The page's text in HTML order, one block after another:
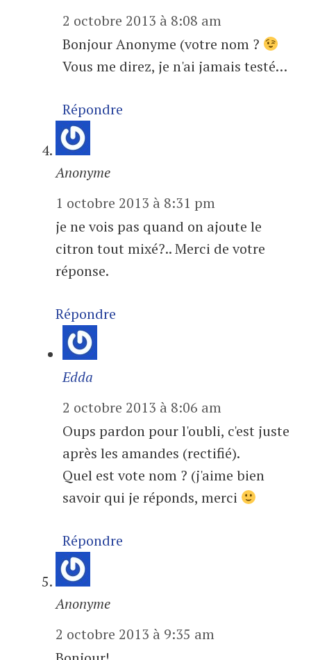
2 octobre 2013 à 8:08 am
Bonjour Anonyme (votre nom ?
Vous me direz, je n'ai jamais testé…
Répondre
Anonyme
1 octobre 2013 à 8:31 pm
je ne vois pas quand on ajoute le
citron tout mixé?.. Merci de votre
réponse.
Répondre
Edda
2 octobre 2013 à 8:06 am
Oups pardon pour l'oubli, c'est juste
après les amandes (rectifié).
Quel est vote nom ? (j'aime bien
savoir qui je réponds, merci
Répondre
Anonyme
2 octobre 2013 à 9:35 am